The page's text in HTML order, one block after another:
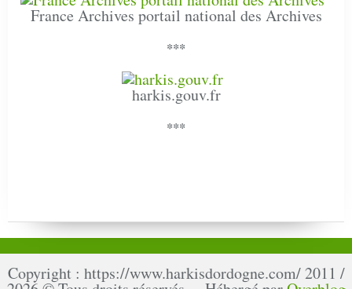
France Archives portail national des Archives
***
harkis.gouv.fr
***
Copyright : https://www.harkisdordogne.com/ 2011 /